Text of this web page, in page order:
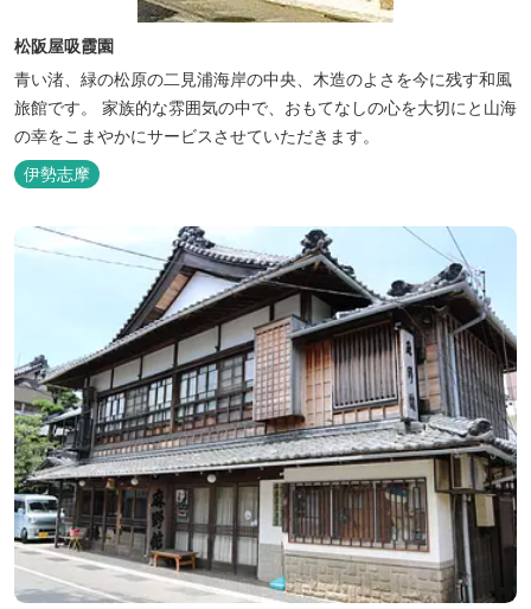
松阪屋吸霞園
青い渚、緑の松原の二見浦海岸の中央、木造のよさを今に残す和風
旅館です。 家族的な雰囲気の中で、おもてなしの心を大切にと山海
の幸をこまやかにサービスさせていただきます。
伊勢志摩